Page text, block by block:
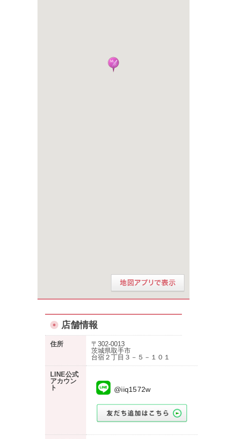
店舗情報
住所
〒302-0013
茨城県取手市
台宿２丁目３－５－１０１
LINE公式
アカウン
ト
@iiq1572w